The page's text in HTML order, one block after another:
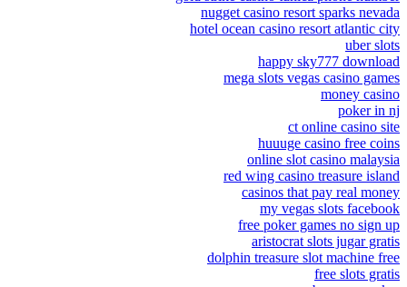
nugget casino resort sparks nevada
hotel ocean casino resort atlantic city
uber slots
happy sky777 download
mega slots vegas casino games
money casino
poker in nj
ct online casino site
huuuge casino free coins
online slot casino malaysia
red wing casino treasure island
casinos that pay real money
my vegas slots facebook
free poker games no sign up
aristocrat slots jugar gratis
dolphin treasure slot machine free
free slots gratis